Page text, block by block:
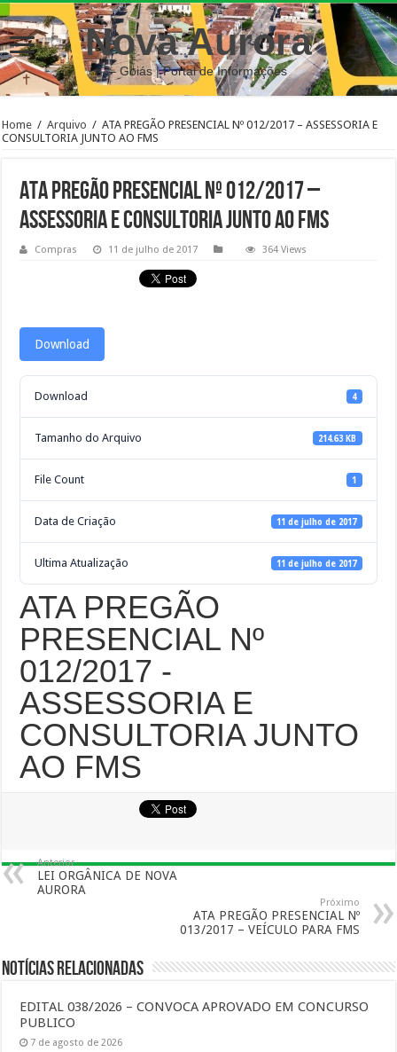
Nova Aurora
– Goiás | Portal de Informações
Home / Arquivo / ATA PREGÃO PRESENCIAL Nº 012/2017 – ASSESSORIA E
CONSULTORIA JUNTO AO FMS
ATA PREGÃO PRESENCIAL Nº 012/2017 –
ASSESSORIA E CONSULTORIA JUNTO AO FMS
Compras 11 de julho de 2017 364 Views
Download
Download 4
Tamanho do Arquivo 214.63 KB
File Count 1
Data de Criação 11 de julho de 2017
Ultima Atualização 11 de julho de 2017
ATA PREGÃO
PRESENCIAL Nº
012/2017 -
ASSESSORIA E
CONSULTORIA JUNTO
AO FMS
Anterior
LEI ORGÂNICA DE NOVA
AURORA
Próximo
ATA PREGÃO PRESENCIAL Nº
013/2017 – VEÍCULO PARA FMS
Notícias Relacionadas
EDITAL 038/2026 – CONVOCA APROVADO EM CONCURSO
PUBLICO
7 de agosto de 2026